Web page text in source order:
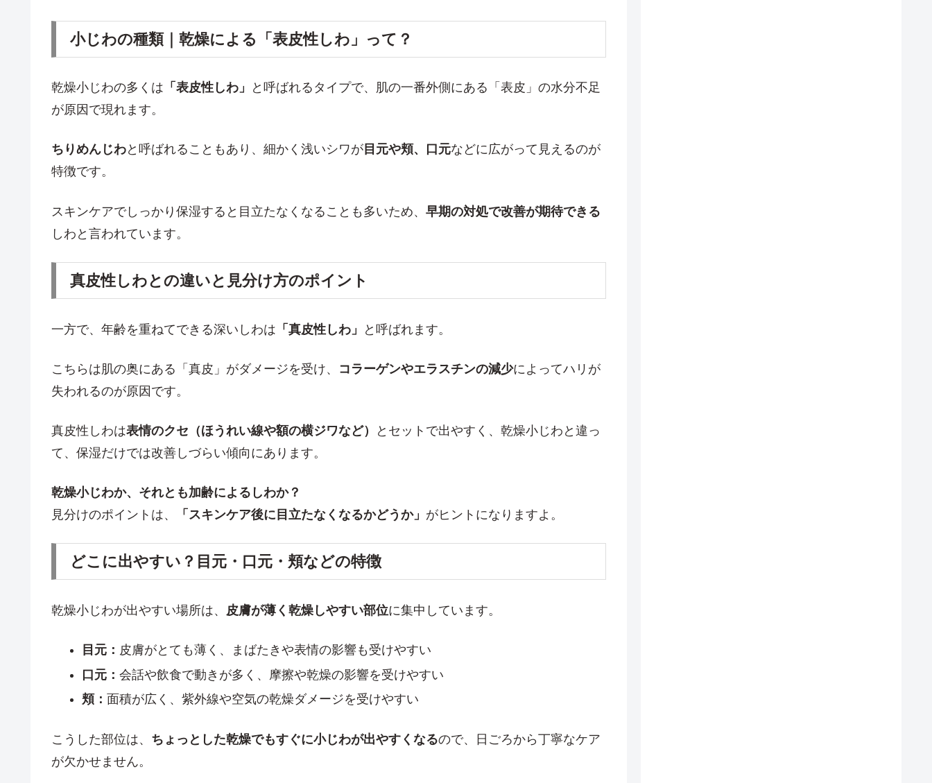
小じわの種類｜乾燥による「表皮性しわ」って？
乾燥小じわの多くは 「表皮性しわ」
と呼ばれるタイプで、肌の一番外側にある「表皮」の水分不足
が原因で現れます。
ちりめんじわと呼ばれることもあり、細かく浅いシワが 目元や頬、口元などに広がって見えるのが
特徴です。
スキンケアでしっかり保湿すると目立たなくなることも多いため、 早期の対処で改善が期待できる
しわと言われています。
真皮性しわとの違いと見分け方のポイント
一方で、年齢を重ねてできる深いしわは 「真皮性しわ」 と呼ばれます。
こちらは肌の奥にある「真皮」がダメージを受け、 コラーゲンやエラスチンの減少によってハリが
失われるのが原因です。
真皮性しわは表情のクセ（ほうれい線や額の横ジワなど）
とセットで出やすく、乾燥小じわと違っ
て、保湿だけでは改善しづらい傾向にあります。
乾燥小じわか、それとも加齢によるしわか？
見分けのポイントは、
「スキンケア後に目立たなくなるかどうか」 がヒントになりますよ。
どこに出やすい？目元・口元・頬などの特徴
乾燥小じわが出やすい場所は、 皮膚が薄く乾燥しやすい部位に集中しています。
目元： 皮膚がとても薄く、まばたきや表情の影響も受けやすい
口元： 会話や飲食で動きが多く、摩擦や乾燥の影響を受けやすい
頬： 面積が広く、紫外線や空気の乾燥ダメージを受けやすい
こうした部位は、 ちょっとした乾燥でもすぐに小じわが出やすくなるので、日ごろから丁寧なケア
が欠かせません。